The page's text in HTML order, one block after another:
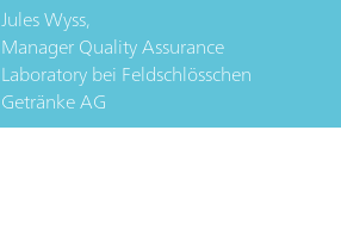
Jules Wyss,
Manager Quality Assurance
Laboratorybei Feldschlösschen
Getränke AG